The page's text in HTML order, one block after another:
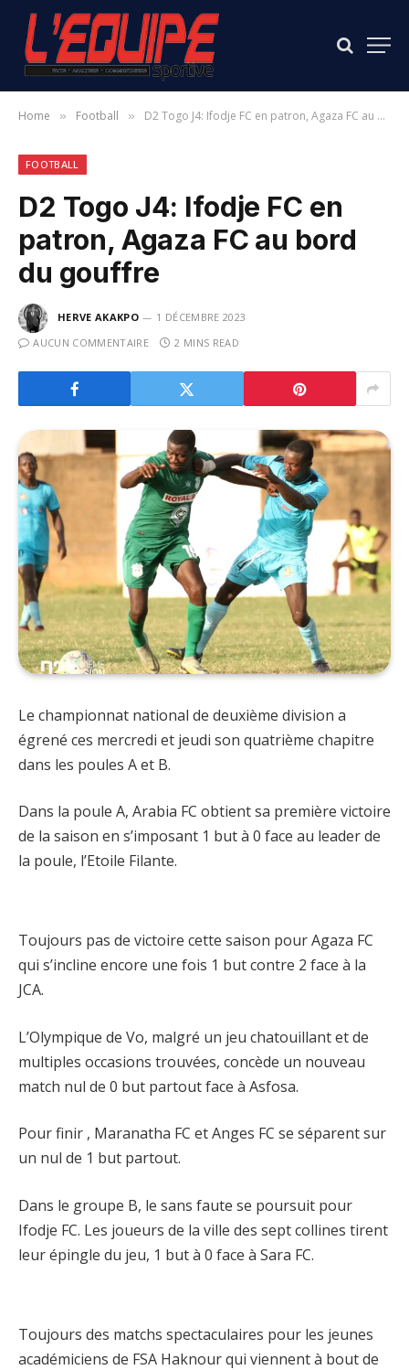
Home » Football » D2 Togo J4: Ifodje FC en patron, Agaza FC au bord du gouffre
FOOTBALL
D2 Togo J4: Ifodje FC en
patron, Agaza FC au bord
du gouffre
HERVE AKAKPO
1 DÉCEMBRE 2023
AUCUN COMMENTAIRE
2 MINS READ
Le championnat national de deuxième division a
égrené ces mercredi et jeudi son quatrième chapitre
dans les poules A et B.
Dans la poule A, Arabia FC obtient sa première victoire
de la saison en s’imposant 1 but à 0 face au leader de
la poule, l’Etoile Filante.
Toujours pas de victoire cette saison pour Agaza FC
qui s’incline encore une fois 1 but contre 2 face à la
JCA.
L’Olympique de Vo, malgré un jeu chatouillant et de
multiples occasions trouvées, concède un nouveau
match nul de 0 but partout face à Asfosa.
Pour finir , Maranatha FC et Anges FC se séparent sur
un nul de 1 but partout.
Dans le groupe B, le sans faute se poursuit pour
Ifodje FC. Les joueurs de la ville des sept collines tirent
leur épingle du jeu, 1 but à 0 face à Sara FC.
Toujours des matchs spectaculaires pour les jeunes
académiciens de FSA Haknour qui viennent à bout de